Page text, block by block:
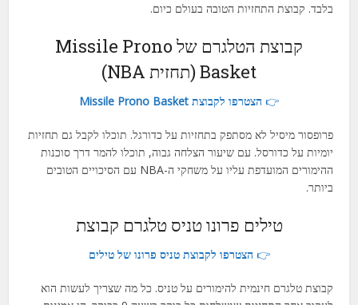
בלבד. קבוצת התחזיות הטובה בעולם כיום.
קבוצת הטלגרם של Missile Prono
Basket (תחזית NBA)
👉 הצטרפו לקבוצת Missile Prono Basket
פרופסור מיסיל לא מסתפק בתחזיות על כדורגל. תוכלו לקבל גם תחזיות
יומיות על כדורסל. עם שיעור הצלחה גבוה, תוכלו להמר דרך סוכנות
ההימורים המועדפת עליו על משחקי ה-NBA עם הסיכויים הטובים
ביותר.
טילים פרונו טניס טלגרם קבוצת
👉 הצטרפו לקבוצת טניס פרונו של טילים
קבוצת טלגרם חינמית להימורים על טניס. כל מה שצריך לעשות הוא